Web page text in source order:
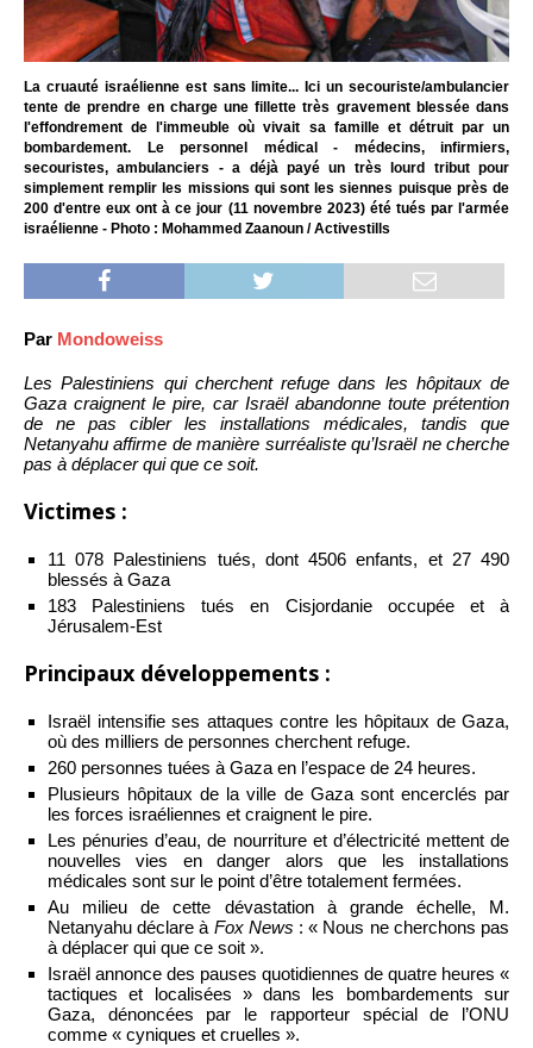
La cruauté israélienne est sans limite... Ici un secouriste/ambulancier
tente de prendre en charge une fillette très gravement blessée dans
l'effondrement de l'immeuble où vivait sa famille et détruit par un
bombardement. Le personnel médical - médecins, infirmiers,
secouristes, ambulanciers - a déjà payé un très lourd tribut pour
simplement remplir les missions qui sont les siennes puisque près de
200 d'entre eux ont à ce jour (11 novembre 2023) été tués par l'armée
israélienne - Photo : Mohammed Zaanoun / Activestills
Par Mondoweiss
Les Palestiniens qui cherchent refuge dans les hôpitaux de
Gaza craignent le pire, car Israël abandonne toute prétention
de ne pas cibler les installations médicales, tandis que
Netanyahu affirme de manière surréaliste qu’Israël ne cherche
pas à déplacer qui que ce soit.
Victimes :
11 078 Palestiniens tués, dont 4506 enfants, et 27 490
blessés à Gaza
183 Palestiniens tués en Cisjordanie occupée et à
Jérusalem-Est
Principaux développements :
Israël intensifie ses attaques contre les hôpitaux de Gaza,
où des milliers de personnes cherchent refuge.
260 personnes tuées à Gaza en l’espace de 24 heures.
Plusieurs hôpitaux de la ville de Gaza sont encerclés par
les forces israéliennes et craignent le pire.
Les pénuries d’eau, de nourriture et d’électricité mettent de
nouvelles vies en danger alors que les installations
médicales sont sur le point d’être totalement fermées.
Au milieu de cette dévastation à grande échelle, M.
Netanyahu déclare à Fox News : « Nous ne cherchons pas
à déplacer qui que ce soit ».
Israël annonce des pauses quotidiennes de quatre heures «
tactiques et localisées » dans les bombardements sur
Gaza, dénoncées par le rapporteur spécial de l’ONU
comme « cyniques et cruelles ».